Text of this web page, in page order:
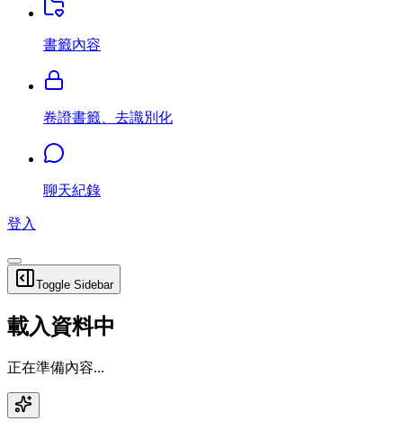
書籤內容
卷證書籤、去識別化
聊天紀錄
登入
Toggle Sidebar
載入資料中
正在準備內容...